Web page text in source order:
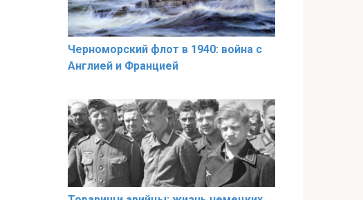
Черноморский флот в 1940: война с
Англией и Францией